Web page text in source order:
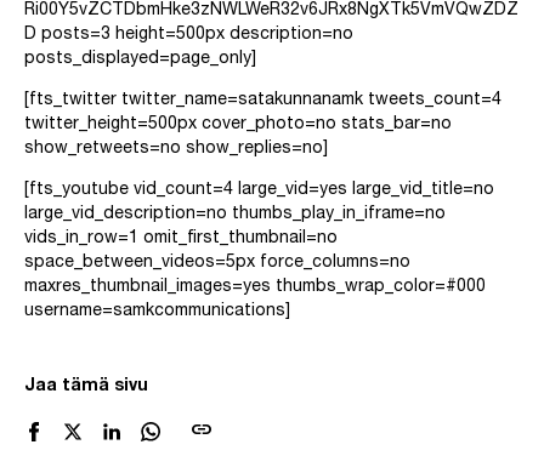
Ri00Y5vZCTDbmHke3zNWLWeR32v6JRx8NgXTk5VmVQwZDZ
D posts=3 height=500px description=no
posts_displayed=page_only]
[fts_twitter twitter_name=satakunnanamk tweets_count=4
twitter_height=500px cover_photo=no stats_bar=no
show_retweets=no show_replies=no]
[fts_youtube vid_count=4 large_vid=yes large_vid_title=no
large_vid_description=no thumbs_play_in_iframe=no
vids_in_row=1 omit_first_thumbnail=no
space_between_videos=5px force_columns=no
maxres_thumbnail_images=yes thumbs_wrap_color=#000
username=samkcommunications]
Jaa tämä sivu
link